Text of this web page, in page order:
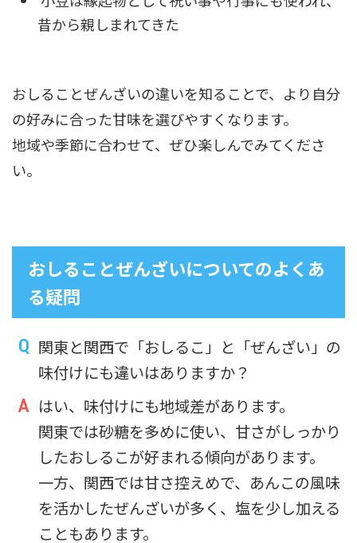
昔から親しまれてきた
おしることぜんざいの違いを知ることで、より自分
の好みに合った甘味を選びやすくなります。
地域や季節に合わせて、ぜひ楽しんでみてくださ
い。
おしることぜんざいについてのよくあ
る疑問
関東と関西で「おしるこ」と「ぜんざい」の
味付けにも違いはありますか？
はい、味付けにも地域差があります。
関東では砂糖を多めに使い、甘さがしっかり
したおしるこが好まれる傾向があります。
一方、関西では甘さ控えめで、あんこの風味
を活かしたぜんざいが多く、塩を少し加える
こともあります。